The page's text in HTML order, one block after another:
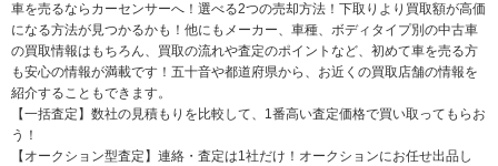
車を売るならカーセンサーへ！選べる2つの売却方法！下取りより買取額が高価
になる方法が見つかるかも！他にもメーカー、車種、ボディタイプ別の中古車
の買取情報はもちろん、買取の流れや査定のポイントなど、初めて車を売る方
も安心の情報が満載です！五十音や都道府県から、お近くの買取店舗の情報を
紹介することもできます。
【一括査定】数社の見積もりを比較して、1番高い査定価格で買い取ってもらお
う！
【オークション型査定】連絡・査定は1社だけ！オークションにお任せ出品し